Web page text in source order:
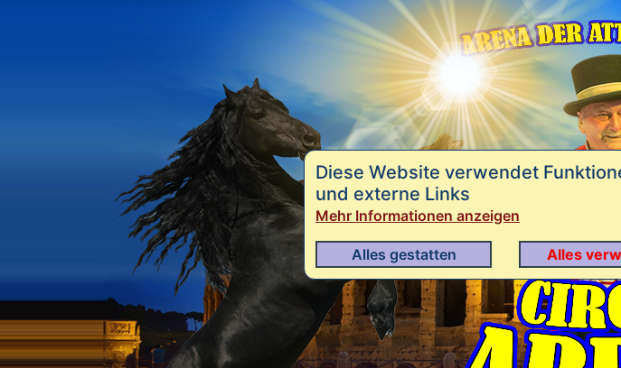
Diese Website verwendet
und externe Links
Mehr Informationen anzeigen
Alles gestatten Alles